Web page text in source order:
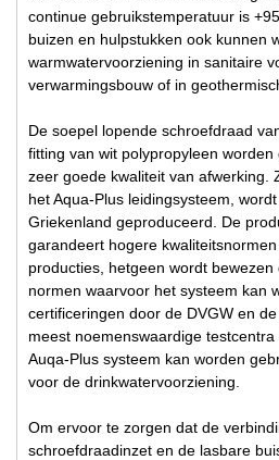
continue gebruikstemperatuur is
buizen en hulpstukken ook kunnen
warmwatervoorziening in sanitaire
verwarmingsbouw of in
De soepel lopende schroefdraad
fitting van wit polypropyleen
zeer goede kwaliteit van afwerking.
het Aqua-Plus leidingsysteem,
Griekenland geproduceerd. De
garandeert hogere
producties, hetgeen wordt
normen waarvoor het systeem kan
certificeringen door de DVGW en
meest noemenswaardige
Auqa-Plus systeem kan worden
voor de drinkwatervoorziening.
Om ervoor te zorgen dat de
schroefdraadinzet en de lasbare